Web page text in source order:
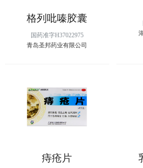
格列吡嗪胶囊
国药准字H37022975
青岛圣邦药业有限公司
痔疮片